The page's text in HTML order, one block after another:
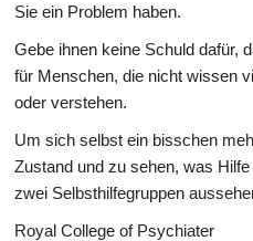
Sie ein Problem haben.
Gebe ihnen keine Schuld dafür,
für Menschen, die nicht wissen
oder verstehen.
Um sich selbst ein bisschen
Zustand und zu sehen, was
zwei Selbsthilfegruppen
Royal College of Psychiater